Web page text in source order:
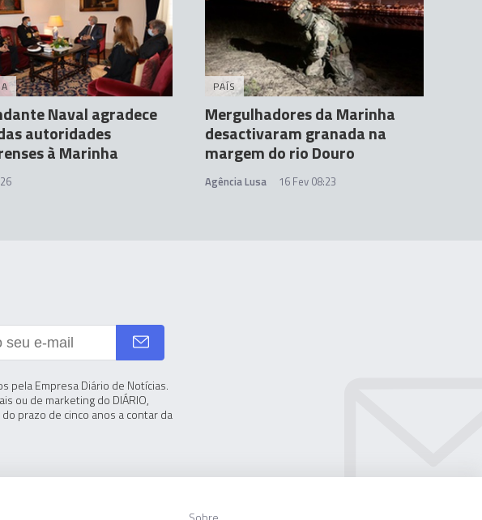
Naval agradece
autoridades
à Marinha
PAÍS
Mergulhadores da Marinha
desactivaram granada na
margem do rio Douro
Agência Lusa 16 Fev 08:23
pela Empresa Diário de Notícias.
ou de marketing do DIÁRIO,
prazo de cinco anos a contar da